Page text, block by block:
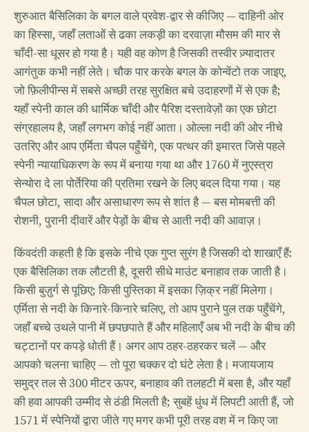
शुरुआत बैसिलिका के बगल वाले प्रवेश-द्वार से कीजिए — दाहिनी ओर
का हिस्सा, जहाँ लताओं से ढका लकड़ी का दरवाज़ा मौसम की मार से
चाँदी-सा धूसर हो गया है। यही वह कोण है जिसकी तस्वीर ज़्यादातर
आगंतुक कभी नहीं लेते। चौक पार करके बगल के कोन्वेंटो तक जाइए,
जो फ़िलीपीन्स में सबसे अच्छी तरह सुरक्षित बचे उदाहरणों में से एक है;
यहाँ स्पेनी काल की धार्मिक चाँदी और पैरिश दस्तावेज़ों का एक छोटा
संग्रहालय है, जहाँ लगभग कोई नहीं आता। ओल्ला नदी की ओर नीचे
उतरिए और आप एर्मिता चैपल पहुँचेंगे, एक पत्थर की इमारत जिसे पहले
स्पेनी न्यायाधिकरण के रूप में बनाया गया था और 1760 में नुएस्त्रा
सेन्योरा दे ला पोर्तेरिया की प्रतिमा रखने के लिए बदल दिया गया। यह
चैपल छोटा, सादा और असाधारण रूप से शांत है — बस मोमबत्ती की
रोशनी, पुरानी दीवारें और पेड़ों के बीच से आती नदी की आवाज़।
किंवदंती कहती है कि इसके नीचे एक गुप्त सुरंग है जिसकी दो शाखाएँ हैं:
एक बैसिलिका तक लौटती है, दूसरी सीधे माउंट बनाहाव तक जाती है।
किसी बुज़ुर्ग से पूछिए; किसी पुस्तिका में इसका ज़िक्र नहीं मिलेगा।
एर्मिता से नदी के किनारे-किनारे चलिए, तो आप पुराने पुल तक पहुँचेंगे,
जहाँ बच्चे उथले पानी में छपछपाते हैं और महिलाएँ अब भी नदी के बीच की
चट्टानों पर कपड़े धोती हैं। अगर आप ठहर-ठहरकर चलें — और
आपको चलना चाहिए — तो पूरा चक्कर दो घंटे लेता है। मजायजाय
समुद्र तल से 300 मीटर ऊपर, बनाहाव की तलहटी में बसा है, और यहाँ
की हवा आपकी उम्मीद से ठंडी मिलती है; सुबहें धुंध में लिपटी आती हैं, जो
1571 में स्पेनियों द्वारा जीते गए मगर कभी पूरी तरह वश में न किए जा